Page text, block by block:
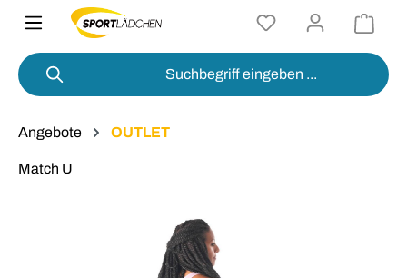
springen
Angebote OUTLET
Match U
Bildergalerie überspringen